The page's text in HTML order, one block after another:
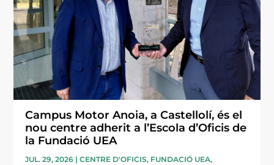
Campus Motor Anoia, a Castellolí, és el
nou centre adherit a l’Escola d’Oficis de
la Fundació UEA
JUL. 29, 2026 |CENTRE D'OFICIS, FUNDACIÓ UEA,